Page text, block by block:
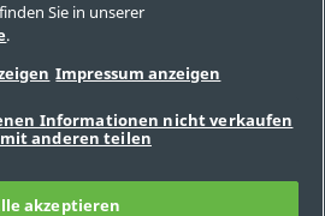
Sie in unserer
.
Impressum anzeigen
Informationen nicht verkaufen
anderen teilen
akzeptieren